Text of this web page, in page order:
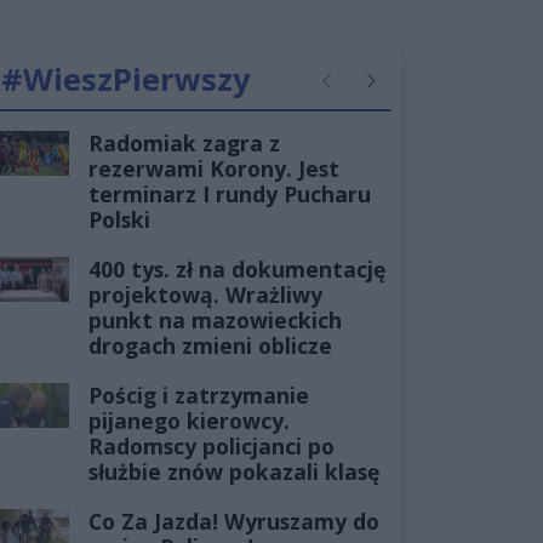
#WieszPierwszy PoprzednieNastępne
Radomiak zagra z
rezerwami Korony. Jest
terminarz I rundy Pucharu
Polski
400 tys. zł na dokumentację
projektową. Wrażliwy
punkt na mazowieckich
drogach zmieni oblicze
Pościg i zatrzymanie
pijanego kierowcy.
Radomscy policjanci po
służbie znów pokazali klasę
Co Za Jazda! Wyruszamy do